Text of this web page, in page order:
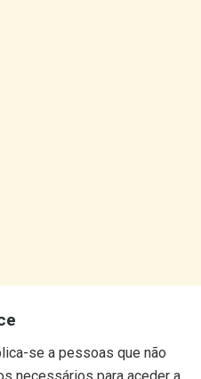
se a pessoas que não
necessários para aceder a